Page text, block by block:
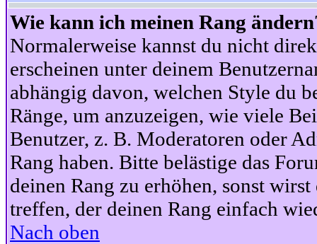
Wie kann ich meinen Rang
Normalerweise kannst du nicht
erscheinen unter deinem
abhängig davon, welchen Style du
Ränge, um anzuzeigen, wie viele
Benutzer, z. B. Moderatoren oder
Rang haben. Bitte belästige das
deinen Rang zu erhöhen, sonst
treffen, der deinen Rang einfach
Nach oben